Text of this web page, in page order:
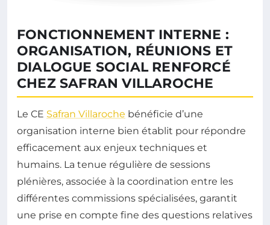
FONCTIONNEMENT INTERNE :
ORGANISATION, RÉUNIONS ET
DIALOGUE SOCIAL RENFORCÉ
CHEZ SAFRAN VILLAROCHE
Le CE Safran Villaroche bénéficie d’une
organisation interne bien établit pour répondre
efficacement aux enjeux techniques et
humains. La tenue régulière de sessions
plénières, associée à la coordination entre les
différentes commissions spécialisées, garantit
une prise en compte fine des questions relatives